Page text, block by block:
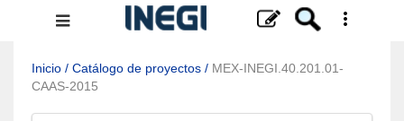
Menú
navegación
Inicio / Catálogo de proyectos / MEX-INEGI.40.201.01-
CAAS-2015